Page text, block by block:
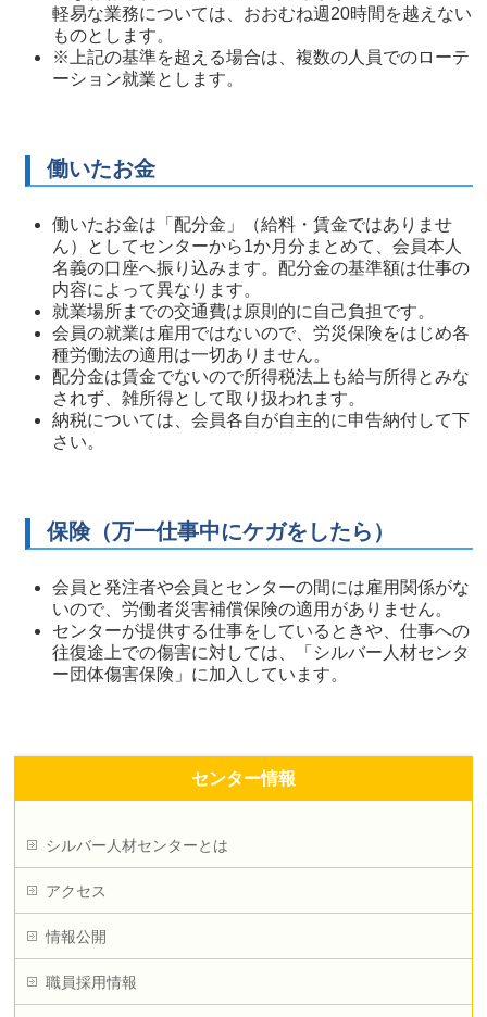
軽易な業務については、おおむね週20時間を越えない
ものとします。
※上記の基準を超える場合は、複数の人員でのローテ
ーション就業とします。
働いたお金
働いたお金は「配分金」（給料・賃金ではありませ
ん）としてセンターから1か月分まとめて、会員本人
名義の口座へ振り込みます。配分金の基準額は仕事の
内容によって異なります。
就業場所までの交通費は原則的に自己負担です。
会員の就業は雇用ではないので、労災保険をはじめ各
種労働法の適用は一切ありません。
配分金は賃金でないので所得税法上も給与所得とみな
されず、雑所得として取り扱われます。
納税については、会員各自が自主的に申告納付して下
さい。
保険（万一仕事中にケガをしたら）
会員と発注者や会員とセンターの間には雇用関係がな
いので、労働者災害補償保険の適用がありません。
センターが提供する仕事をしているときや、仕事への
往復途上での傷害に対しては、「シルバー人材センタ
ー団体傷害保険」に加入しています。
センター情報
シルバー人材センターとは
アクセス
情報公開
職員採用情報